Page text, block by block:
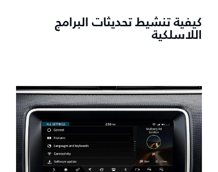
كيفية تنشيط تحديثات البرامج
اللاسلكية